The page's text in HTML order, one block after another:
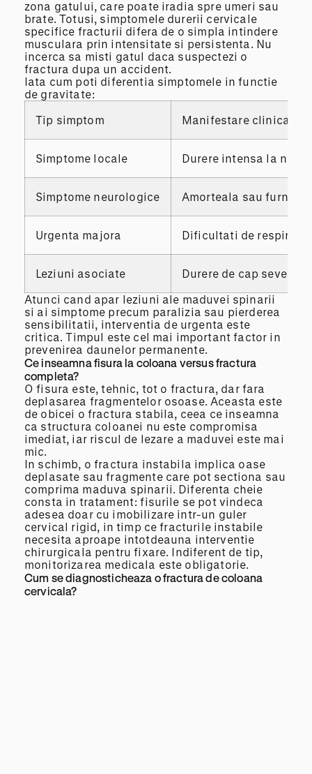
zona gatului, care poate iradia spre umeri sau
brate. Totusi, simptomele durerii cervicale
specifice fracturii difera de o simpla intindere
musculara prin intensitate si persistenta. Nu
incerca sa misti gatul daca suspectezi o
fractura dupa un accident.
Iata cum poti diferentia simptomele in functie
de gravitate:
Tip simptom
Manifestare clinica
Simptome locale Durere intensa la
Simptome neurologice Amorteala sau
Urgenta majora Dificultati de
Leziuni asociate
Durere de cap severa,
Atunci cand apar leziuni ale maduvei spinarii
si ai simptome precum paralizia sau pierderea
sensibilitatii, interventia de urgenta este
critica. Timpul este cel mai important factor in
prevenirea daunelor permanente.
Ce inseamna fisura la coloana versus fractura
completa?
O fisura este, tehnic, tot o fractura, dar fara
deplasarea fragmentelor osoase. Aceasta este
de obicei o fractura stabila, ceea ce inseamna
ca structura coloanei nu este compromisa
imediat, iar riscul de lezare a maduvei este mai
mic.
In schimb, o fractura instabila implica oase
deplasate sau fragmente care pot sectiona sau
comprima maduva spinarii. Diferenta cheie
consta in tratament: fisurile se pot vindeca
adesea doar cu imobilizare intr-un guler
cervical rigid, in timp ce fracturile instabile
necesita aproape intotdeauna interventie
chirurgicala pentru fixare. Indiferent de tip,
monitorizarea medicala este obligatorie.
Cum se diagnosticheaza o fractura de coloana
cervicala?